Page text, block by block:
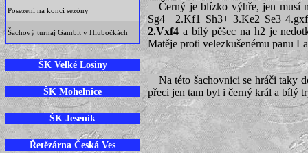
Posezení na konci sezóny
Šachový turnaj Gambit v Hlubočkách
ŠK Velké Losiny
ŠK Mohelnice
ŠK Jeseník
Řetězárna Česká Ves
Černý je blízko výhře, jen musí
Sg4+ 2.Kf1 Sh3+ 3.Ke2 Se3
2.Vxf4 a bílý pěšec na h2 je
Matěje proti velezkušenému panu
Na této šachovnici se hráči taky
přeci jen tam byl i černý král a bílý